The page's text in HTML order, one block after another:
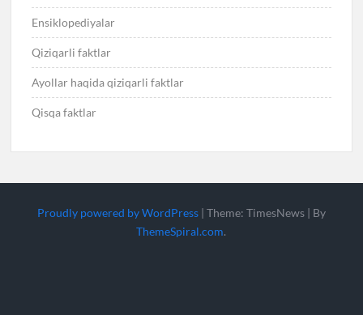
Ensiklopediyalar
Qiziqarli faktlar
Ayollar haqida qiziqarli faktlar
Qisqa faktlar
Proudly powered by WordPress | Theme: TimesNews | By
ThemeSpiral.com.